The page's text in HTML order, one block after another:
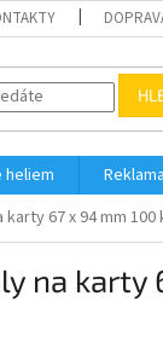
heliem
67 x 94 mm 100
na karty